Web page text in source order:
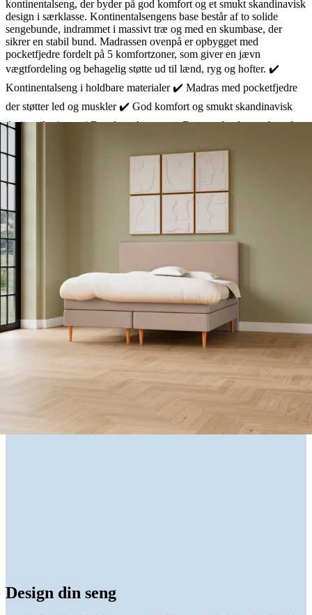
kontinentalseng, der byder på god komfort og et smukt skandinavisk
design i særklasse. Kontinentalsengens base består af to solide
sengebunde, indrammet i massivt træ og med en skumbase, der
sikrer en stabil bund. Madrassen ovenpå er opbygget med
pocketfjedre fordelt på 5 komfortzoner, som giver en jævn
vægtfordeling og behagelig støtte ud til lænd, ryg og hofter. ✔️
Kontinentalseng i holdbare materialer ✔️ Madras med pocketfjedre
der støtter led og muskler ✔️ God komfort og smukt skandinavisk
design til prisen ✔️ Danskproduceret og Drømmelands eget brand
madraskerner i ét fælles betræk. BedMade er Drømmelands helt eget
brand, og alle sengene er produceret i Danmark med afsæt i solide,
danske håndværkstraditioner. Dermed er du garanteret masser af stil
og komfort til en rigtig skarp pris. Med BedMade Ease
kontinentalsengen får du hele 15 års garanti på ramme- og
fjederbrud.
Design din seng